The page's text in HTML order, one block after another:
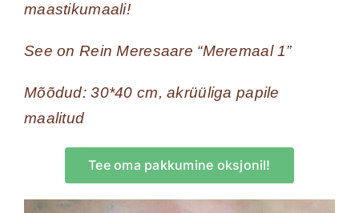
maastikumaali!
See on Rein Meresaare “Meremaal 1”
Mõõdud: 30*40 cm, akrüüliga papile
maalitud
Tee oma pakkumine oksjonil!